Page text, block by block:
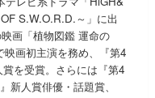
S.W.O.R.D.～」に出
画「植物図鑑 運命の
映画初主演を務め、『第4
を受賞。さらには『第4
新人賞俳優・話題賞、